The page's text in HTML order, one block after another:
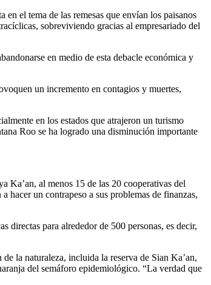
el tema de las remesas que envían los paisanos
sobreviviendo gracias al empresariado del
en medio de esta debacle económica y
un incremento en contagios y muertes,
en los estados que atrajeron un turismo
Roo se ha logrado una disminución importante
Ka’an, al menos 15 de las 20 cooperativas del
hacer un contrapeso a sus problemas de finanzas,
directas para alrededor de 500 personas, es decir,
la naturaleza, incluida la reserva de Sian Ka’an,
del semáforo epidemiológico. “La verdad que